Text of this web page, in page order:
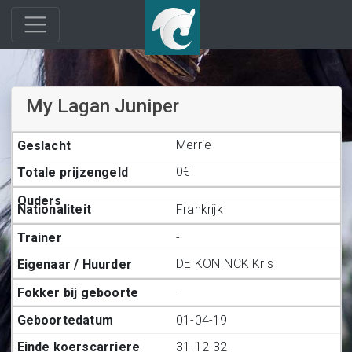
My Lagan Juniper
Merrie
0€
Frankrijk
-
DE KONINCK Kris
-
01-04-19
31-12-32